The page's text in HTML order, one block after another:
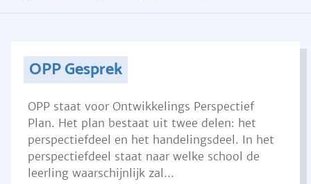
OPP Gesprek
OPP staat voor Ontwikkelings Perspectief
Plan. Het plan bestaat uit twee delen: het
perspectiefdeel en het handelingsdeel. In het
perspectiefdeel staat naar welke school de
leerling waarschijnlijk zal...